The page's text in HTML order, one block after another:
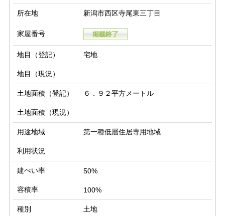
所在地 新潟市西区寺尾東三丁目
家屋番号
地目（登記） 宅地
地目（現況）
土地面積（登記） ６．９２平方メートル
土地面積（現況）
用途地域 第一種低層住居専用地域
利用状況
建ぺい率 50%
容積率 100%
種別 土地